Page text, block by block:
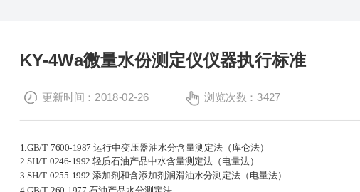
KY-4Wa微量水份测定仪仪器执行标准
更新时间：2018-02-26 浏览次数：3427
1. GB/T 7600-1987运行中变压器油水分含量测定法（库仑法）
2.SH/T 0246-1992轻质石油产品中水含量测定法（电量法）
3. SH/T 0255-1992添加剂和含添加剂润滑油水分测定法（电量法）